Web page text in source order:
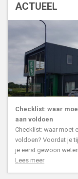
ACTUEEL
Checklist: waar
aan voldoen
Checklist: waar moet
voldoen? Voordat je
je eerst gewoon
Lees meer